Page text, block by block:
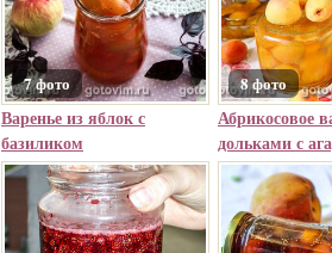
7 фото
Варенье из яблок с
базиликом
8 фото
Абрикосовое
дольками с